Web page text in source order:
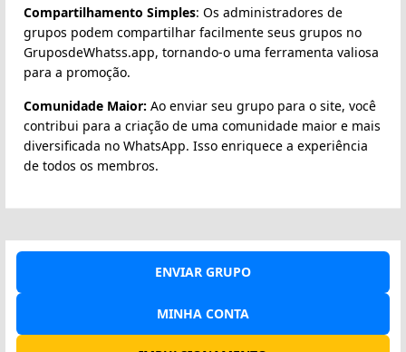
Compartilhamento Simples: Os administradores de
grupos podem compartilhar facilmente seus grupos no
GruposdeWhatss.app, tornando-o uma ferramenta valiosa
para a promoção.
Comunidade Maior: Ao enviar seu grupo para o site, você
contribui para a criação de uma comunidade maior e mais
diversificada no WhatsApp. Isso enriquece a experiência
de todos os membros.
ENVIAR GRUPO
MINHA CONTA